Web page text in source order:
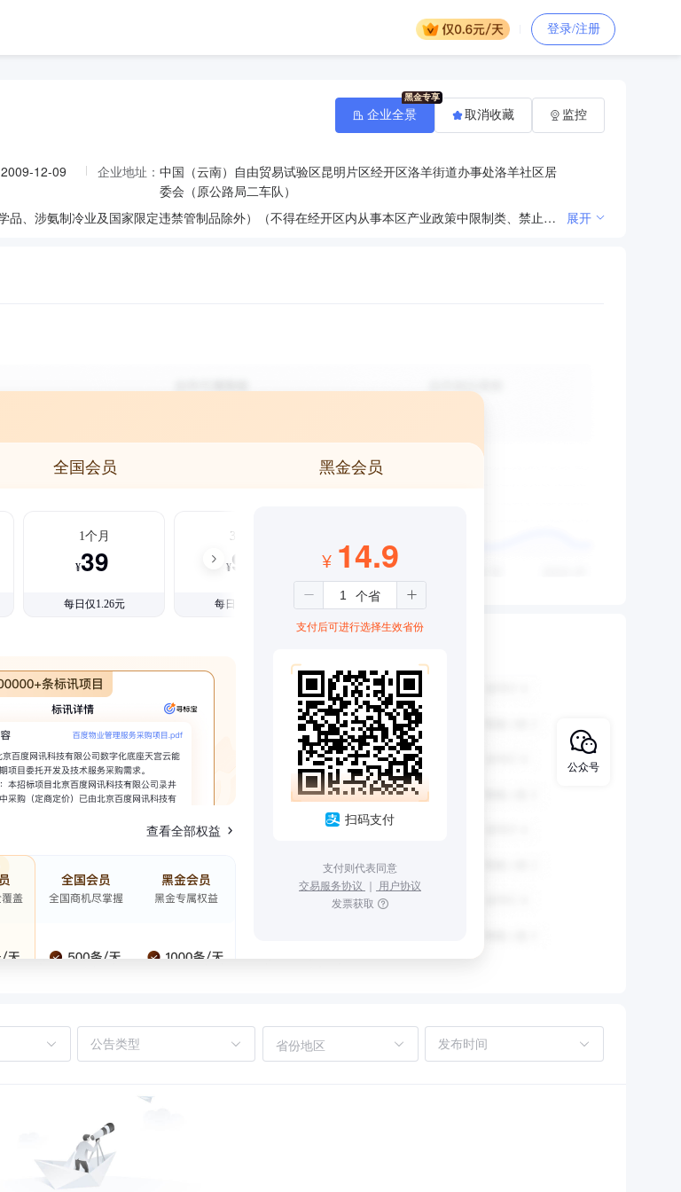
登录/注册
2009-12-09 企业地址： 中国（云南）自由贸易试验区昆明片区经开区洛羊街道办事处洛羊社区居
委会（原公路局二车队）
混凝土的生产、销售；普通货物运输经营。（危险化学品、涉氨制冷业及国家限定违禁管制品除外）（不得在经开区内从事本区产业政策中限制类、禁止类行业） 展开
企业全景 取消收藏 监控
全国会员 黑金会员
1个月
¥39
每日仅1.26元
3个月
¥99
每日仅1.08元
查看全部权益
¥ 14.9
支付后可进行选择生效省份
扫码支付
支付则代表同意
交易服务协议 ｜ 用户协议
发票获取
省份地区
公众号